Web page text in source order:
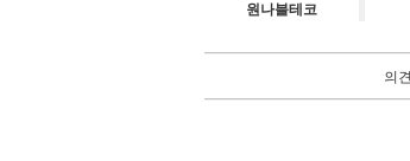
원나블테코
의